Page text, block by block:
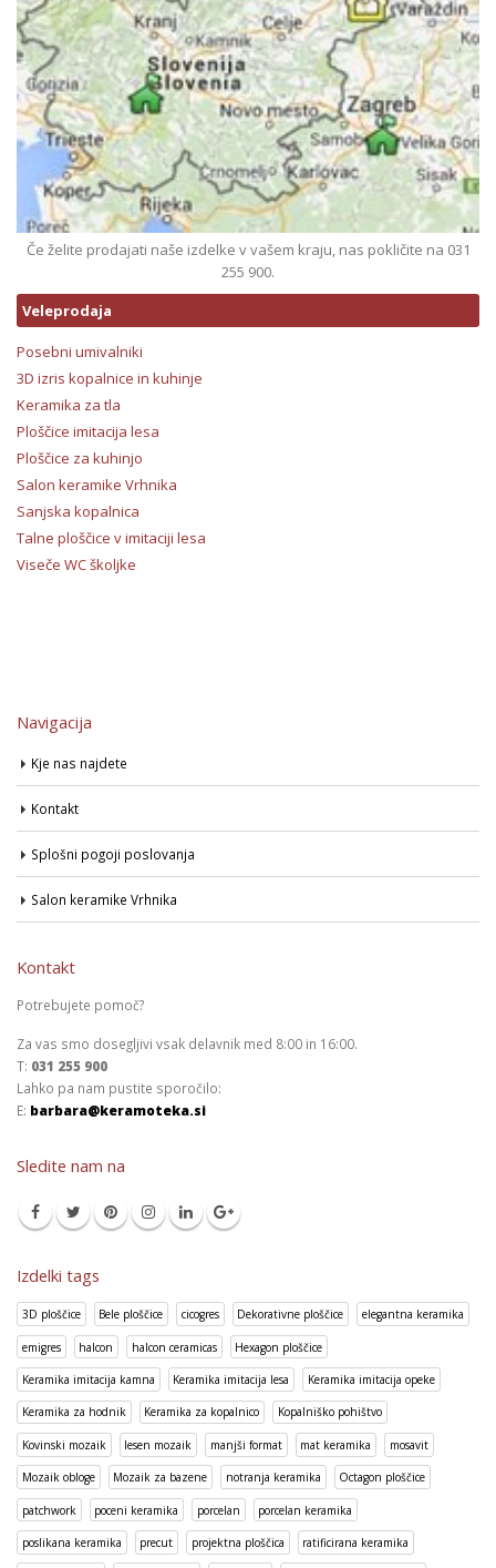
Če želite prodajati naše izdelke v vašem kraju, nas pokličite na 031
255 900.
Veleprodaja
Posebni umivalniki
3D izris kopalnice in kuhinje
Keramika za tla
Ploščice imitacija lesa
Ploščice za kuhinjo
Salon keramike Vrhnika
Sanjska kopalnica
Talne ploščice v imitaciji lesa
Viseče WC školjke
Navigacija
Kje nas najdete
Kontakt
Splošni pogoji poslovanja
Salon keramike Vrhnika
Kontakt
Potrebujete pomoč?
Za vas smo dosegljivi vsak delavnik med 8:00 in 16:00.
T: 031 255 900
Lahko pa nam pustite sporočilo:
E: barbara@keramoteka.si
Sledite nam na
Izdelki tags
3D ploščice Bele ploščice cicogres Dekorativne ploščice elegantna keramika
emigres halcon halcon ceramicas Hexagon ploščice
Keramika imitacija kamna Keramika imitacija lesa Keramika imitacija opeke
Keramika za hodnik Keramika za kopalnico Kopalniško pohištvo
Kovinski mozaik lesen mozaik manjši format mat keramika mosavit
Mozaik obloge Mozaik za bazene notranja keramika Octagon ploščice
patchwork poceni keramika porcelan porcelan keramika
poslikana keramika precut projektna ploščica ratificirana keramika